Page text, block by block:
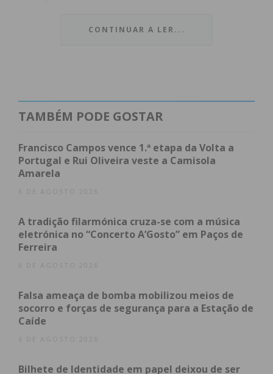
Segundo o comunicado enviado “este é um
“Em conformidade com o comunicado da
Procuradoria-Geral da República, estas ações
fazem parte de um inquérito que investiga
eventuais crimes ambientais, envolvendo
diligências executadas pela GNR e pela IGAMAOT,
sob orientação do Ministério Público”, refere o PSD
O PSD afirma que “sem um conhecimento claro dos
limites e objetivos desta operação, o PSD de Paços
Além disso, o PSD deseja reiterar a sua posição
crítica em relação ao processo de requalificação da
ETAR de Arreigada. O PSD manifestou, por diversas
confirmaram. Um investimento de 5 milhões de
CONTINUAR A LER...
TAMBÉM PODE GOSTAR
Francisco Campos vence 1.ª etapa da Volta a
Portugal e Rui Oliveira veste a Camisola
Amarela
6 DE AGOSTO 2026
A tradição filarmónica cruza-se com a música
eletrónica no “Concerto A’Gosto” em Paços de
Ferreira
6 DE AGOSTO 2026
Falsa ameaça de bomba mobilizou meios de
socorro e forças de segurança para a Estação de
Caíde
6 DE AGOSTO 2026
Bilhete de Identidade em papel deixou de ser